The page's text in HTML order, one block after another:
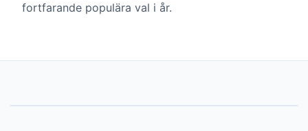
fortfarande populära val i år.